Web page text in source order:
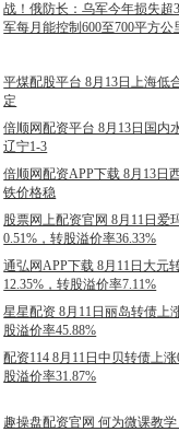
战！俄防长：乌军今年损失超
军每月能控制600至700平方公
平煤配股平台 8月13日上海低
定
倍顺网配资平台 8月13日国内
辽宁1-3
倍顺网配资APP下载 8月13日
铁价格稳
股票网上配资官网 8月11日爱
0.51%，转股溢价率36.33%
通弘网APP下载 8月11日大元
12.35%，转股溢价率7.11%
星星配资 8月11日丽岛转债上
股溢价率45.88%
配资114 8月11日中贝转债上
股溢价率31.87%
趣操盘配资官网 何为微课教